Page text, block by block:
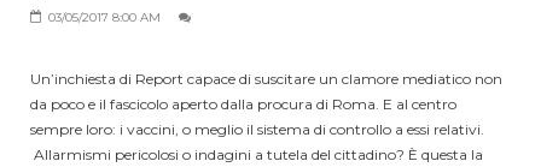
03/05/2017 8:00 AM
Un’inchiesta di Report capace di suscitare un clamore mediatico non
da poco e il fascicolo aperto dalla procura di Roma. E al centro
sempre loro: i vaccini, o meglio il sistema di controllo a essi relativi.
Allarmismi pericolosi o indagini a tutela del cittadino? È questa la